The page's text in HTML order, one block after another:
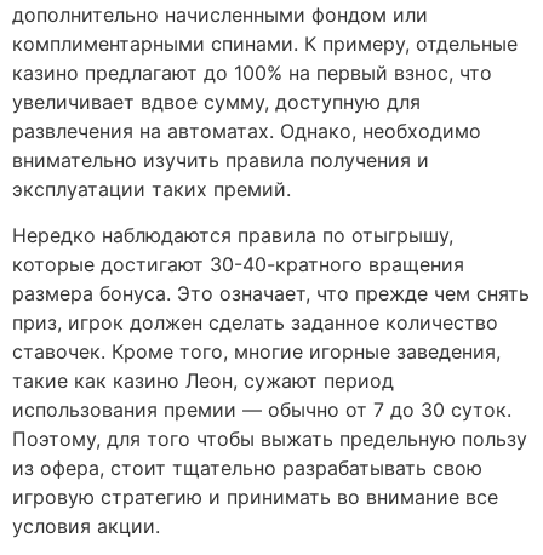
дополнительно начисленными фондом или
комплиментарными спинами. К примеру, отдельные
казино предлагают до 100% на первый взнос, что
увеличивает вдвое сумму, доступную для
развлечения на автоматах. Однако, необходимо
внимательно изучить правила получения и
эксплуатации таких премий.
Нередко наблюдаются правила по отыгрышу,
которые достигают 30-40-кратного вращения
размера бонуса. Это означает, что прежде чем снять
приз, игрок должен сделать заданное количество
ставочек. Кроме того, многие игорные заведения,
такие как казино Леон, сужают период
использования премии — обычно от 7 до 30 суток.
Поэтому, для того чтобы выжать предельную пользу
из офера, стоит тщательно разрабатывать свою
игровую стратегию и принимать во внимание все
условия акции.